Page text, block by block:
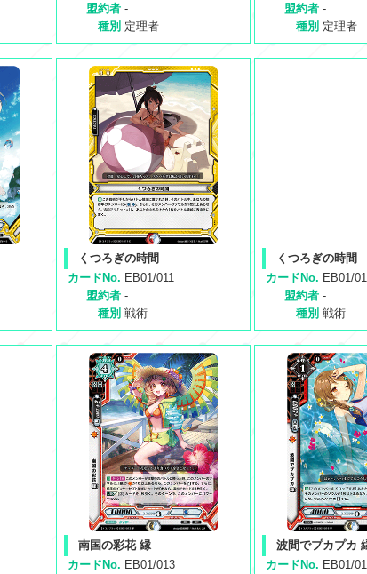
盟約者 -
種別 定理者
盟約者 -
種別 定理者
くつろぎの時間
カードNo. EB01/011
盟約者 -
種別 戦術
くつろぎの時間
カードNo. EB01/
盟約者 -
種別 戦術
南国の彩花 縁
カードNo. EB01/013
波間でプカプカ
カードNo. EB01/